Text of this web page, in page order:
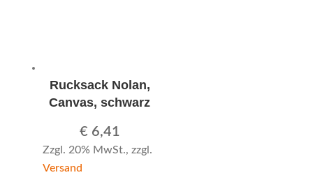
Rucksack Nolan,
Canvas, schwarz
€ 6,41
Zzgl. 20% MwSt., zzgl.
Versand